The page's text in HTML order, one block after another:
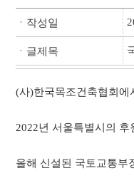
ㆍ작성일
ㆍ글제목
(사)한국목조건축협회에
2022년 서울특별시의
올해 신설된 국토교통부